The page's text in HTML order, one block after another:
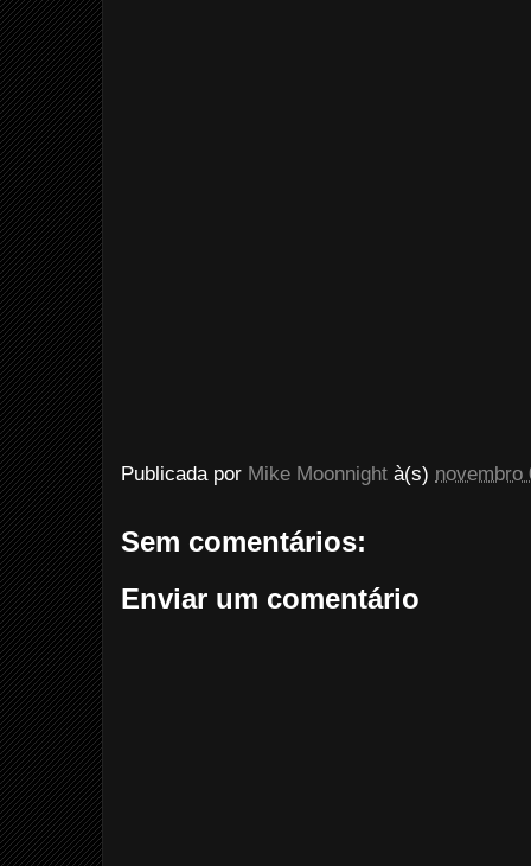
Publicada por Mike Moonnight à(s) novembro
Sem comentários:
Enviar um comentário